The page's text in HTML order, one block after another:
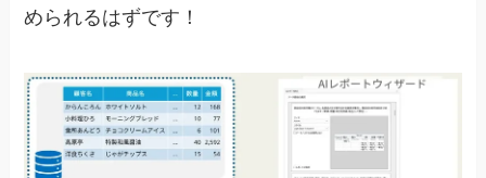
められるはずです！